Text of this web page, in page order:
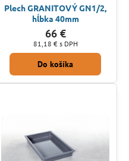
Plech GRANITOVÝ GN1/2,
hĺbka 40mm
66 €
81,18 € s DPH
Do košíka